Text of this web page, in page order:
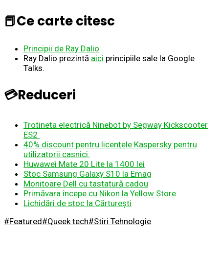
📕Ce carte citesc
Principii de Ray Dalio
Ray Dalio prezintă aici principiile sale la Google
Talks.
💳Reduceri
Trotineta electrică Ninebot by Segway Kickscooter
ES2
40% discount pentru licențele Kaspersky pentru
utilizatorii casnici.
Huwawei Mate 20 Lite la 1400 lei
Stoc Samsung Galaxy S10 la Emag
Monitoare Dell cu tastatură cadou
Primăvara începe cu Nikon la Yellow Store
Lichidări de stoc la Cărturești
#Featured#Queek tech#Stiri Tehnologie